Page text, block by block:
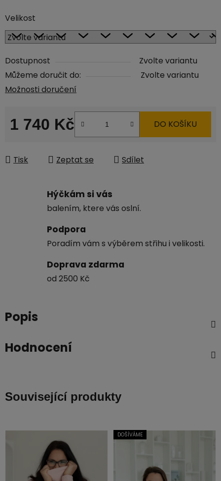
Velikost
Dostupnost
Zvolte variantu
Můžeme doručit do:
Zvolte variantu
Možnosti doručení
1 740 Kč DO KOŠÍKU
Tisk Zeptat se Sdílet
Hýčkám si vás
balením, ktere vás oslní.
Podpora
Poradím vám s výběrem střihu i velikosti.
Doprava zdarma
od 2500 Kč
Popis
Hodnocení
Související produkty
DOŠÍVÁME